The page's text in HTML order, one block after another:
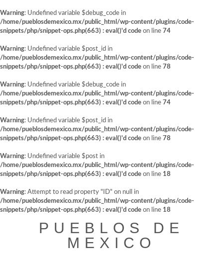
Warning: Undefined variable $debug_code in
/home/pueblosdemexico.mx/public_html/wp-content/plugins/code-
snippets/php/snippet-ops.php(663) : eval()'d code on line 74
Warning: Undefined variable $post_id in
/home/pueblosdemexico.mx/public_html/wp-content/plugins/code-
snippets/php/snippet-ops.php(663) : eval()'d code on line 78
Warning: Undefined variable $debug_code in
/home/pueblosdemexico.mx/public_html/wp-content/plugins/code-
snippets/php/snippet-ops.php(663) : eval()'d code on line 74
Warning: Undefined variable $post_id in
/home/pueblosdemexico.mx/public_html/wp-content/plugins/code-
snippets/php/snippet-ops.php(663) : eval()'d code on line 78
Warning: Undefined variable $post in
/home/pueblosdemexico.mx/public_html/wp-content/plugins/code-
snippets/php/snippet-ops.php(663) : eval()'d code on line 18
Warning: Attempt to read property "ID" on null in
/home/pueblosdemexico.mx/public_html/wp-content/plugins/code-
snippets/php/snippet-ops.php(663) : eval()'d code on line 18
PUEBLOS DE
MEXICO